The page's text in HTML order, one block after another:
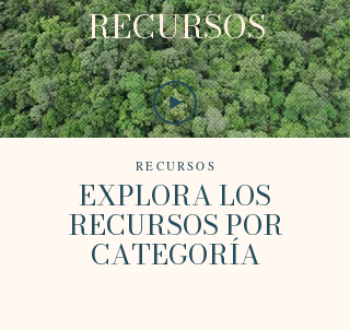
RECURSOS
RECURSOS
EXPLORA LOS
RECURSOS POR
CATEGORÍA